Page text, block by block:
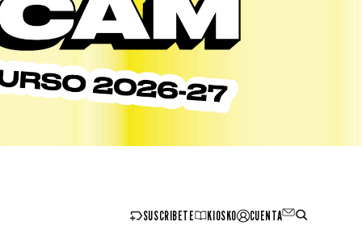
SUSCRIBETE KIOSKO CUENTA